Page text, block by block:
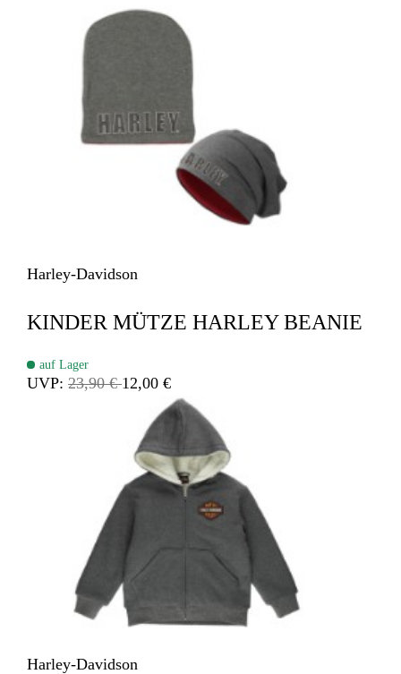
Harley-Davidson
KINDER MÜTZE HARLEY BEANIE
auf Lager
UVP:23,90 € 12,00 €
Harley-Davidson